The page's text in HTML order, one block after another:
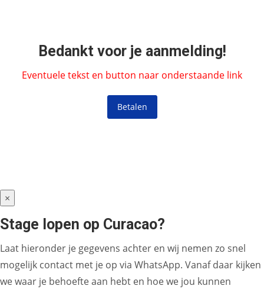
Bedankt voor je aanmelding!
Eventuele tekst en button naar onderstaande link
Betalen
×
Stage lopen op Curacao?
Laat hieronder je gegevens achter en wij nemen zo snel
mogelijk contact met je op via WhatsApp. Vanaf daar kijken
we waar je behoefte aan hebt en hoe we jou kunnen